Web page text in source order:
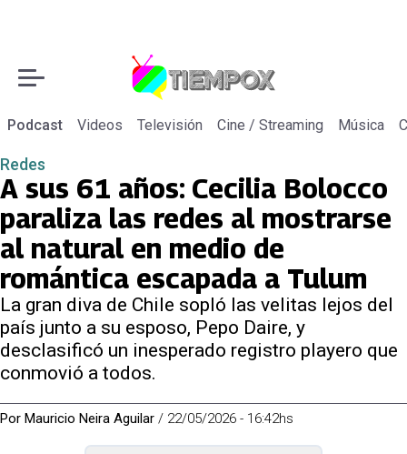
Podcast Videos Televisión Cine / Streaming Música
Redes
A sus 61 años: Cecilia Bolocco
paraliza las redes al mostrarse
al natural en medio de
romántica escapada a Tulum
La gran diva de Chile sopló las velitas lejos del
país junto a su esposo, Pepo Daire, y
desclasificó un inesperado registro playero que
conmovió a todos.
Por Mauricio Neira Aguilar / 22/05/2026 - 16:42hs